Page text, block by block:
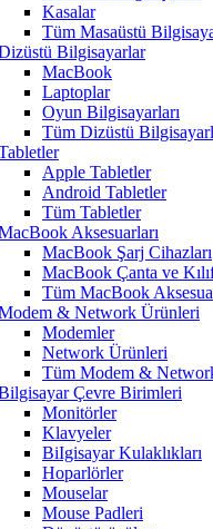
Kasalar
Tüm Masaüstü
Bilgisayarlar
MacBook
Laptoplar
Oyun Bilgisayarları
Tüm Dizüstü
Apple Tabletler
Android Tabletler
Tüm Tabletler
Aksesuarları
MacBook Şarj Cihazları
MacBook Çanta ve
Tüm MacBook
& Network Ürünleri
Modemler
Network Ürünleri
Tüm Modem &
Çevre Birimleri
Monitörler
Klavyeler
BiIgisayar Kulaklıkları
Hoparlörler
Mouselar
Mouse Padleri